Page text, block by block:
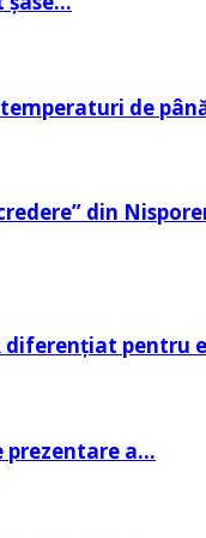
de
din
diferențiat pentru
prezentare a…